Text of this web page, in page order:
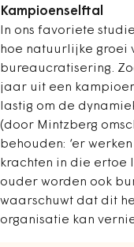
Kampioenselftal
In ons favoriete
hoe natuurlijke groei
bureaucratisering.
jaar uit een
lastig om de
(door Mintzberg
behouden: ‘er
krachten in die ertoe
ouder worden ook
waarschuwt dat dit
organisatie kan